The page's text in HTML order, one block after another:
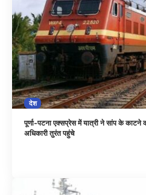
देश
पूर्णा-पटना एक्सप्रेस में यात्री ने सांप के
अधिकारी तुरंत पहुंचे